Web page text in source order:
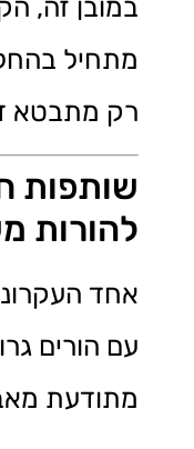
במובן זה,
מתחיל
רק מתבטא
שותפות
להורות
אחד
עם הורים
מתודעת